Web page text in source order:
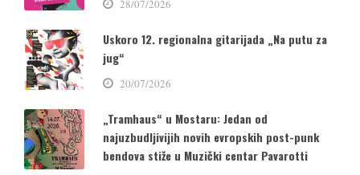
28/07/2026
Uskoro 12. regionalna gitarijada „Na putu za
jug“
20/07/2026
„Tramhaus“ u Mostaru: Jedan od
najuzbudljivijih novih evropskih post-punk
bendova stiže u Muzički centar Pavarotti